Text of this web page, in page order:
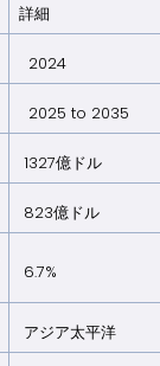
詳細
2024
2025 to 2035
1327億ドル
823億ドル
6.7%
アジア太平洋